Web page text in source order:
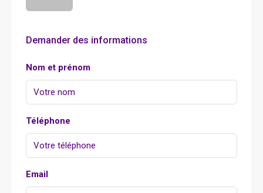
Demander des informations
Nom et prénom
Téléphone
Email